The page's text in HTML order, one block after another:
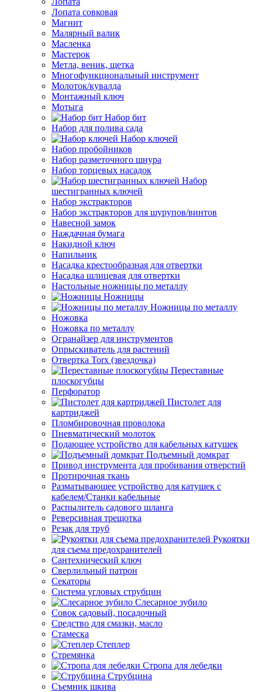
Лопата совковая
Магнит
Малярный валик
Масленка
Мастерок
Метла, веник, щетка
Многофункциональный инструмент
Молоток/кувалда
Монтажный ключ
Мотыга
Набор бит
Набор для полива сада
Набор ключей
Набор пробойников
Набор разметочного шнура
Набор торцевых насадок
Набор
шестигранных ключей
Набор экстракторов
Набор экстракторов для шурупов/винтов
Навесной замок
Наждачная бумага
Накидной ключ
Напильник
Насадка крестообразная для отвертки
Насадка шлицевая для отвертки
Настольные ножницы по металлу
Ножницы
Ножницы по металлу
Ножовка
Ножовка по металлу
Огранайзер для инструментов
Опрыскиватель для растений
Отвертка Torx (звездочка)
Переставные
плоскогубцы
Перфоратор
Пистолет для
картриджей
Пломбировочная проволока
Пневматический молоток
Подающее устройство для кабельных катушек
Подъемный домкрат
Привод инструмента для пробивания отверстий
Протирочная ткань
Разматывающее устройство для катушек с
кабелем/Станки кабельные
Распылитель садового шланга
Реверсивная трещотка
Резак для труб
Рукоятки
для съема предохранителей
Сантехнический ключ
Сверлильный патрон
Секаторы
Система угловых струбцин
Слесарное зубило
Совок садовый, посадочный
Средство для смазки, масло
Стамеска
Степлер
Стремянка
Стропа для лебедки
Струбцина
Съемник шкива